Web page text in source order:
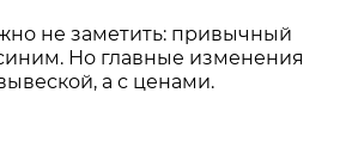
не заметить: привычный
Но главные изменения
а с ценами.